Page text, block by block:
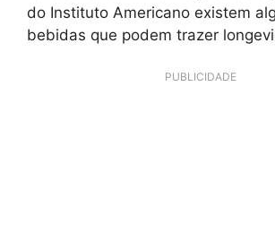
do Instituto Americano existem
bebidas que podem trazer
PUBLICIDADE